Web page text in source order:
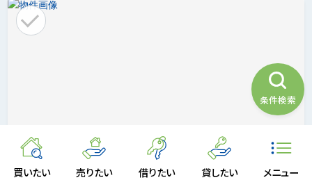
買いたい 売りたい 借りたい 貸したい メニュー
条件検索